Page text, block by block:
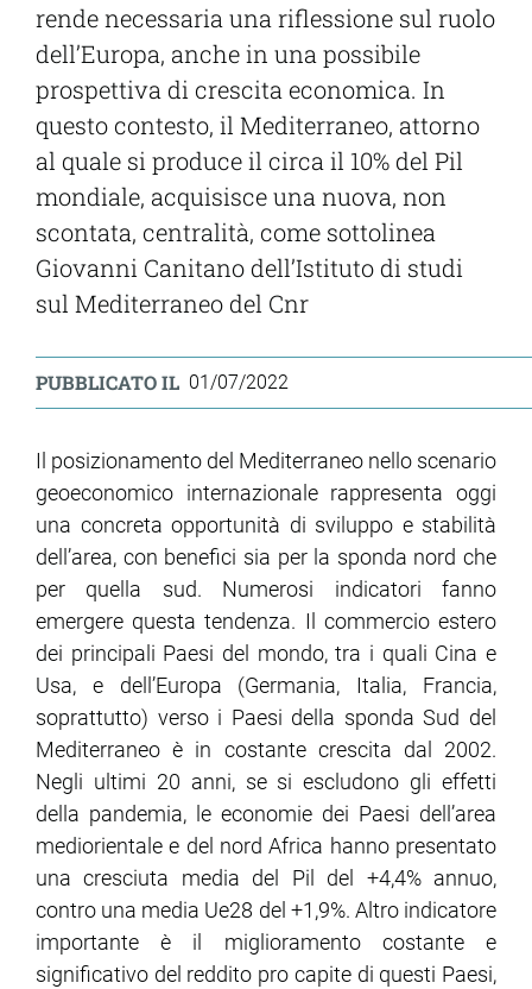
rende necessaria una riflessione sul ruolo
dell’Europa, anche in una possibile
prospettiva di crescita economica. In
questo contesto, il Mediterraneo, attorno
al quale si produce il circa il 10% del Pil
mondiale, acquisisce una nuova, non
scontata, centralità, come sottolinea
Giovanni Canitano dell’Istituto di studi
sul Mediterraneo del Cnr
PUBBLICATO IL 01/07/2022
Il posizionamento del Mediterraneo nello scenario
geoeconomico internazionale rappresenta oggi
una concreta opportunità di sviluppo e stabilità
dell’area, con benefici sia per la sponda nord che
per quella sud. Numerosi indicatori fanno
emergere questa tendenza. Il commercio estero
dei principali Paesi del mondo, tra i quali Cina e
Usa, e dell’Europa (Germania, Italia, Francia,
soprattutto) verso i Paesi della sponda Sud del
Mediterraneo è in costante crescita dal 2002.
Negli ultimi 20 anni, se si escludono gli effetti
della pandemia, le economie dei Paesi dell’area
mediorientale e del nord Africa hanno presentato
una cresciuta media del Pil del +4,4% annuo,
contro una media Ue28 del +1,9%. Altro indicatore
importante è il miglioramento costante e
significativo del reddito pro capite di questi Paesi,